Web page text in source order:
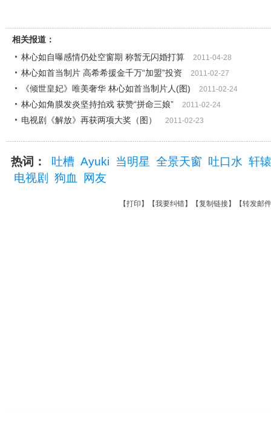
相关报道：
林心如自曝感情仍处空窗期 称暂无闪婚打算
2011-04-28
林心如首当制片 高希希援金千万“加盟”投资 2011-02-27
《倾世皇妃》唯美奢华 林心如首当制片人(图) 2011-02-24
林心如角膜发炎坚持拍戏 获赞“拼命三娘” 2011-02-24
电视剧《解放》再获两项大奖（图） 2011-02-23
热词： 吐槽 Ayuki 当明星 全景天窗 吐口水 轩
电视剧
狗血 网友
【打印 】【我要纠错】【复制链接】【转发邮件